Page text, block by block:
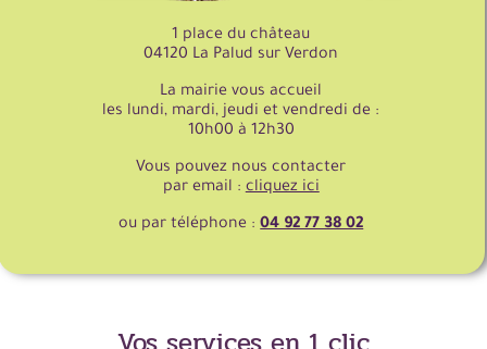
1 place du château
04120 La Palud sur Verdon
La mairie vous accueil
les lundi, mardi, jeudi et vendredi de :
10h00 à 12h30
Vous pouvez nous contacter
par email :cliquez ici
ou par téléphone :04 92 77 38 02